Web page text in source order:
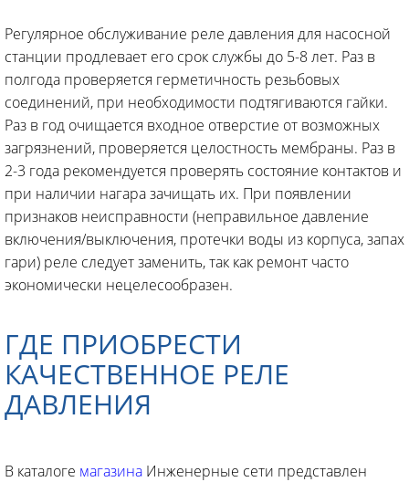
Регулярное обслуживание реле давления для насосной
станции продлевает его срок службы до 5-8 лет. Раз в
полгода проверяется герметичность резьбовых
соединений, при необходимости подтягиваются гайки.
Раз в год очищается входное отверстие от возможных
загрязнений, проверяется целостность мембраны. Раз в
2-3 года рекомендуется проверять состояние контактов и
при наличии нагара зачищать их. При появлении
признаков неисправности (неправильное давление
включения/выключения, протечки воды из корпуса, запах
гари) реле следует заменить, так как ремонт часто
экономически нецелесообразен.
ГДЕ ПРИОБРЕСТИ
КАЧЕСТВЕННОЕ РЕЛЕ
ДАВЛЕНИЯ
В каталоге магазина Инженерные сети представлен